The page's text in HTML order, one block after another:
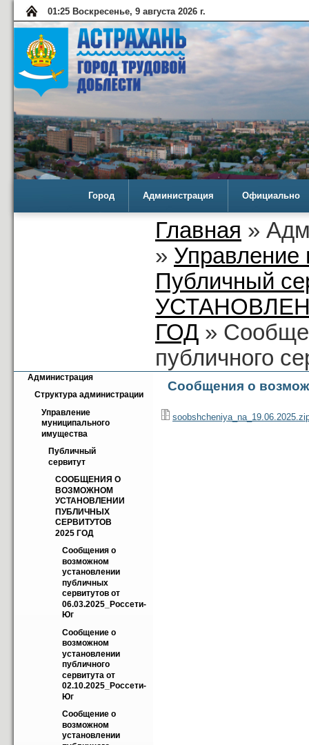
01:25 Воскресенье, 9 августа 2026 г.
Город Администрация Официально
Главная »
» Управление
Публичный
ГОД »
публичного
Администрация
Структура администрации
Управление
муниципального
имущества
Публичный
сервитут
СООБЩЕНИЯ О
ВОЗМОЖНОМ
УСТАНОВЛЕНИИ
ПУБЛИЧНЫХ
СЕРВИТУТОВ
2025 ГОД
Cообщения о
возможном
установлении
публичных
сервитутов от
06.03.2025_Россети-
Юг
Сообщение о
возможном
установлении
публичного
сервитута от
02.10.2025_Россети-
Юг
Сообщение о
возможном
установлении
Сообщения о